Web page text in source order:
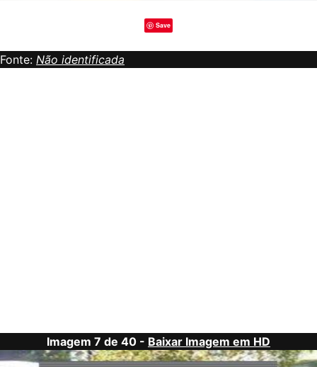
Save
Fonte: Não identificada
Imagem 7 de 40 - Baixar Imagem em HD